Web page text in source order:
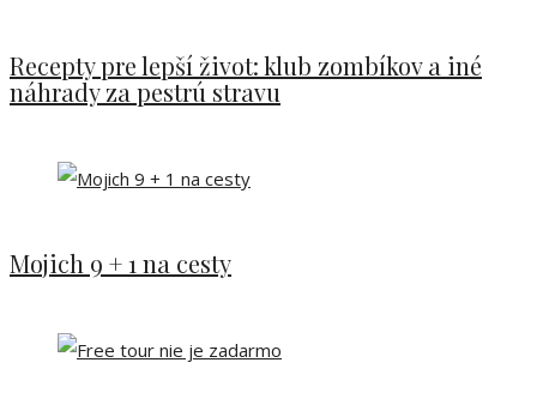
Recepty pre lepší život: klub zombíkov a iné
náhrady za pestrú stravu
Mojich 9 + 1 na cesty